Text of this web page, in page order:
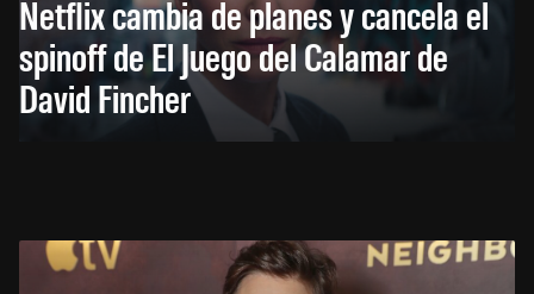
Netflix cambia de planes y cancela el
spinoff de El Juego del Calamar de
David Fincher